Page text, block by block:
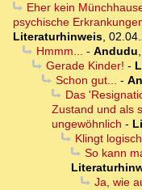
Eher kein
psychische
Literaturhinweis,
Hmmm... - Andudu,
Gerade Kinder! -
Schon gut... -
Das
Zustand und als
ungewöhnlich -
Klingt
So kann
Ja, wie